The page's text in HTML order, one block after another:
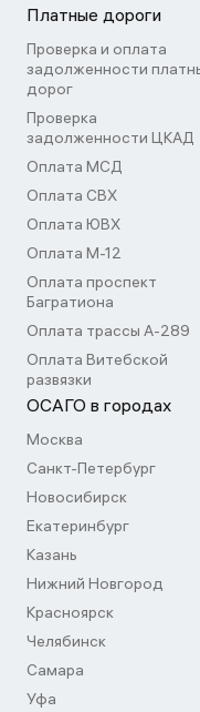
Платные дороги
Проверка и оплата
задолженности
дорог
Проверка
задолженности ЦКАД
Оплата МСД
Оплата СВХ
Оплата ЮВХ
Оплата М-12
Оплата проспект
Багратиона
Оплата трассы А-289
Оплата Витебской
развязки
ОСАГО в городах
Москва
Санкт-Петербург
Новосибирск
Екатеринбург
Казань
Нижний Новгород
Красноярск
Челябинск
Самара
Уфа